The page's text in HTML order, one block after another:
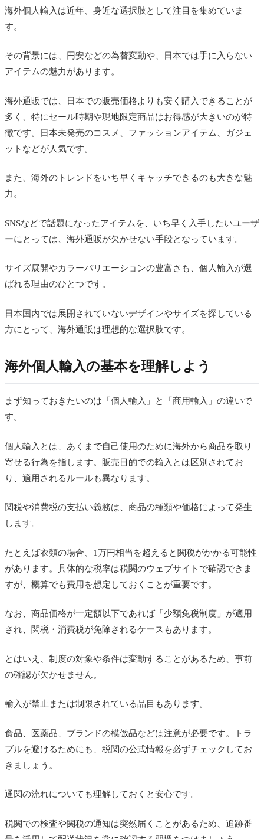
海外個人輸入は近年、身近な選択肢として注目を集めていま
す。
その背景には、円安などの為替変動や、日本では手に入らない
アイテムの魅力があります。
海外通販では、日本での販売価格よりも安く購入できることが
多く、特にセール時期や現地限定商品はお得感が大きいのが特
徴です。日本未発売のコスメ、ファッションアイテム、ガジェ
ットなどが人気です。
また、海外のトレンドをいち早くキャッチできるのも大きな魅
力。
SNSなどで話題になったアイテムを、いち早く入手したいユーザ
ーにとっては、海外通販が欠かせない手段となっています。
サイズ展開やカラーバリエーションの豊富さも、個人輸入が選
ばれる理由のひとつです。
日本国内では展開されていないデザインやサイズを探している
方にとって、海外通販は理想的な選択肢です。
海外個人輸入の基本を理解しよう
まず知っておきたいのは「個人輸入」と「商用輸入」の違いで
す。
個人輸入とは、あくまで自己使用のために海外から商品を取り
寄せる行為を指します。販売目的での輸入とは区別されてお
り、適用されるルールも異なります。
関税や消費税の支払い義務は、商品の種類や価格によって発生
します。
たとえば衣類の場合、1万円相当を超えると関税がかかる可能性
があります。具体的な税率は税関のウェブサイトで確認できま
すが、概算でも費用を想定しておくことが重要です。
なお、商品価格が一定額以下であれば「少額免税制度」が適用
され、関税・消費税が免除されるケースもあります。
とはいえ、制度の対象や条件は変動することがあるため、事前
の確認が欠かせません。
輸入が禁止または制限されている品目もあります。
食品、医薬品、ブランドの模倣品などは注意が必要です。トラ
ブルを避けるためにも、税関の公式情報を必ずチェックしてお
きましょう。
通関の流れについても理解しておくと安心です。
税関での検査や関税の通知は突然届くことがあるため、追跡番